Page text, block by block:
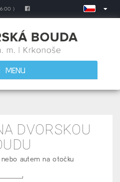
)
MENU
DVORSKOU
nebo autem na otočku